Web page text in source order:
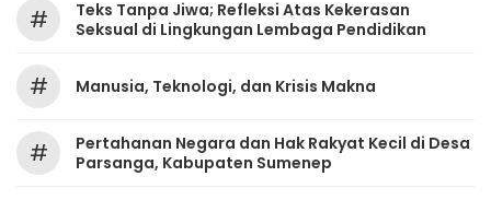
#
Teks Tanpa Jiwa; Refleksi Atas Kekerasan
Seksual di Lingkungan Lembaga Pendidikan
# Manusia, Teknologi, dan Krisis Makna
#
Pertahanan Negara dan Hak Rakyat Kecil di Desa
Parsanga, Kabupaten Sumenep